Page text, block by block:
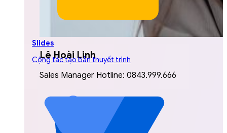
Lê Hoài Linh
Sales Manager Hotline: 0843.999.666
Slides
Cộng tác tạo bản thuyết trình